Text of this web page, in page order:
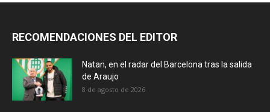
RECOMENDACIONES DEL EDITOR
Natan, en el radar del Barcelona tras la salida
de Araujo
8 de agosto de 2026